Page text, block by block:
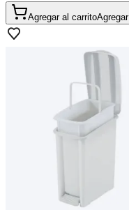
Agregar al carritoAgregar